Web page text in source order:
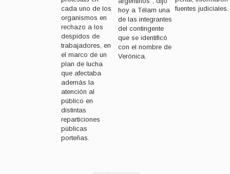
cada uno de los
organismos en
rechazo a los
despidos de
trabajadores, en
el marco de un
plan de lucha
que afectaba
además la
atención al
público en
distintas
reparticiones
públicas
porteñas.
hoy a Télam una
de las integrantes
del contingente
que se identificó
con el nombre de
Verónica.
fuentes judiciales.